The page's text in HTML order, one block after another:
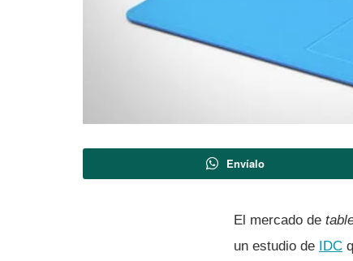
Envíalo
El mercado de
un estudio de IDC